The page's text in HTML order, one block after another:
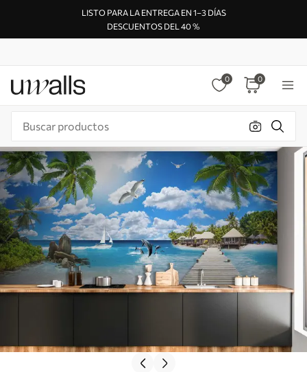
LISTO PARA LA ENTREGA EN 1–3 DÍAS
DESCUENTOS DEL 40 %
0 0